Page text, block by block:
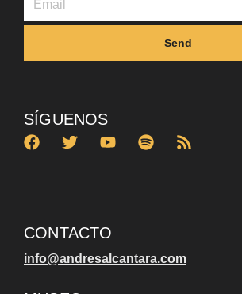
Send
SÍGUENOS
CONTACTO
info@andresalcantara.com